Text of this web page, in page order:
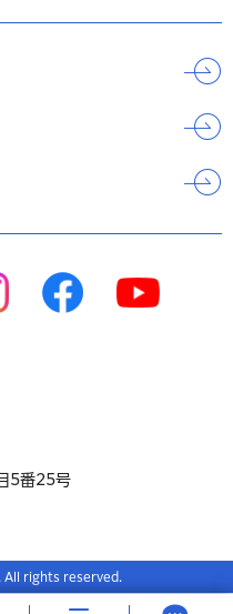
5番25号
rights reserved.